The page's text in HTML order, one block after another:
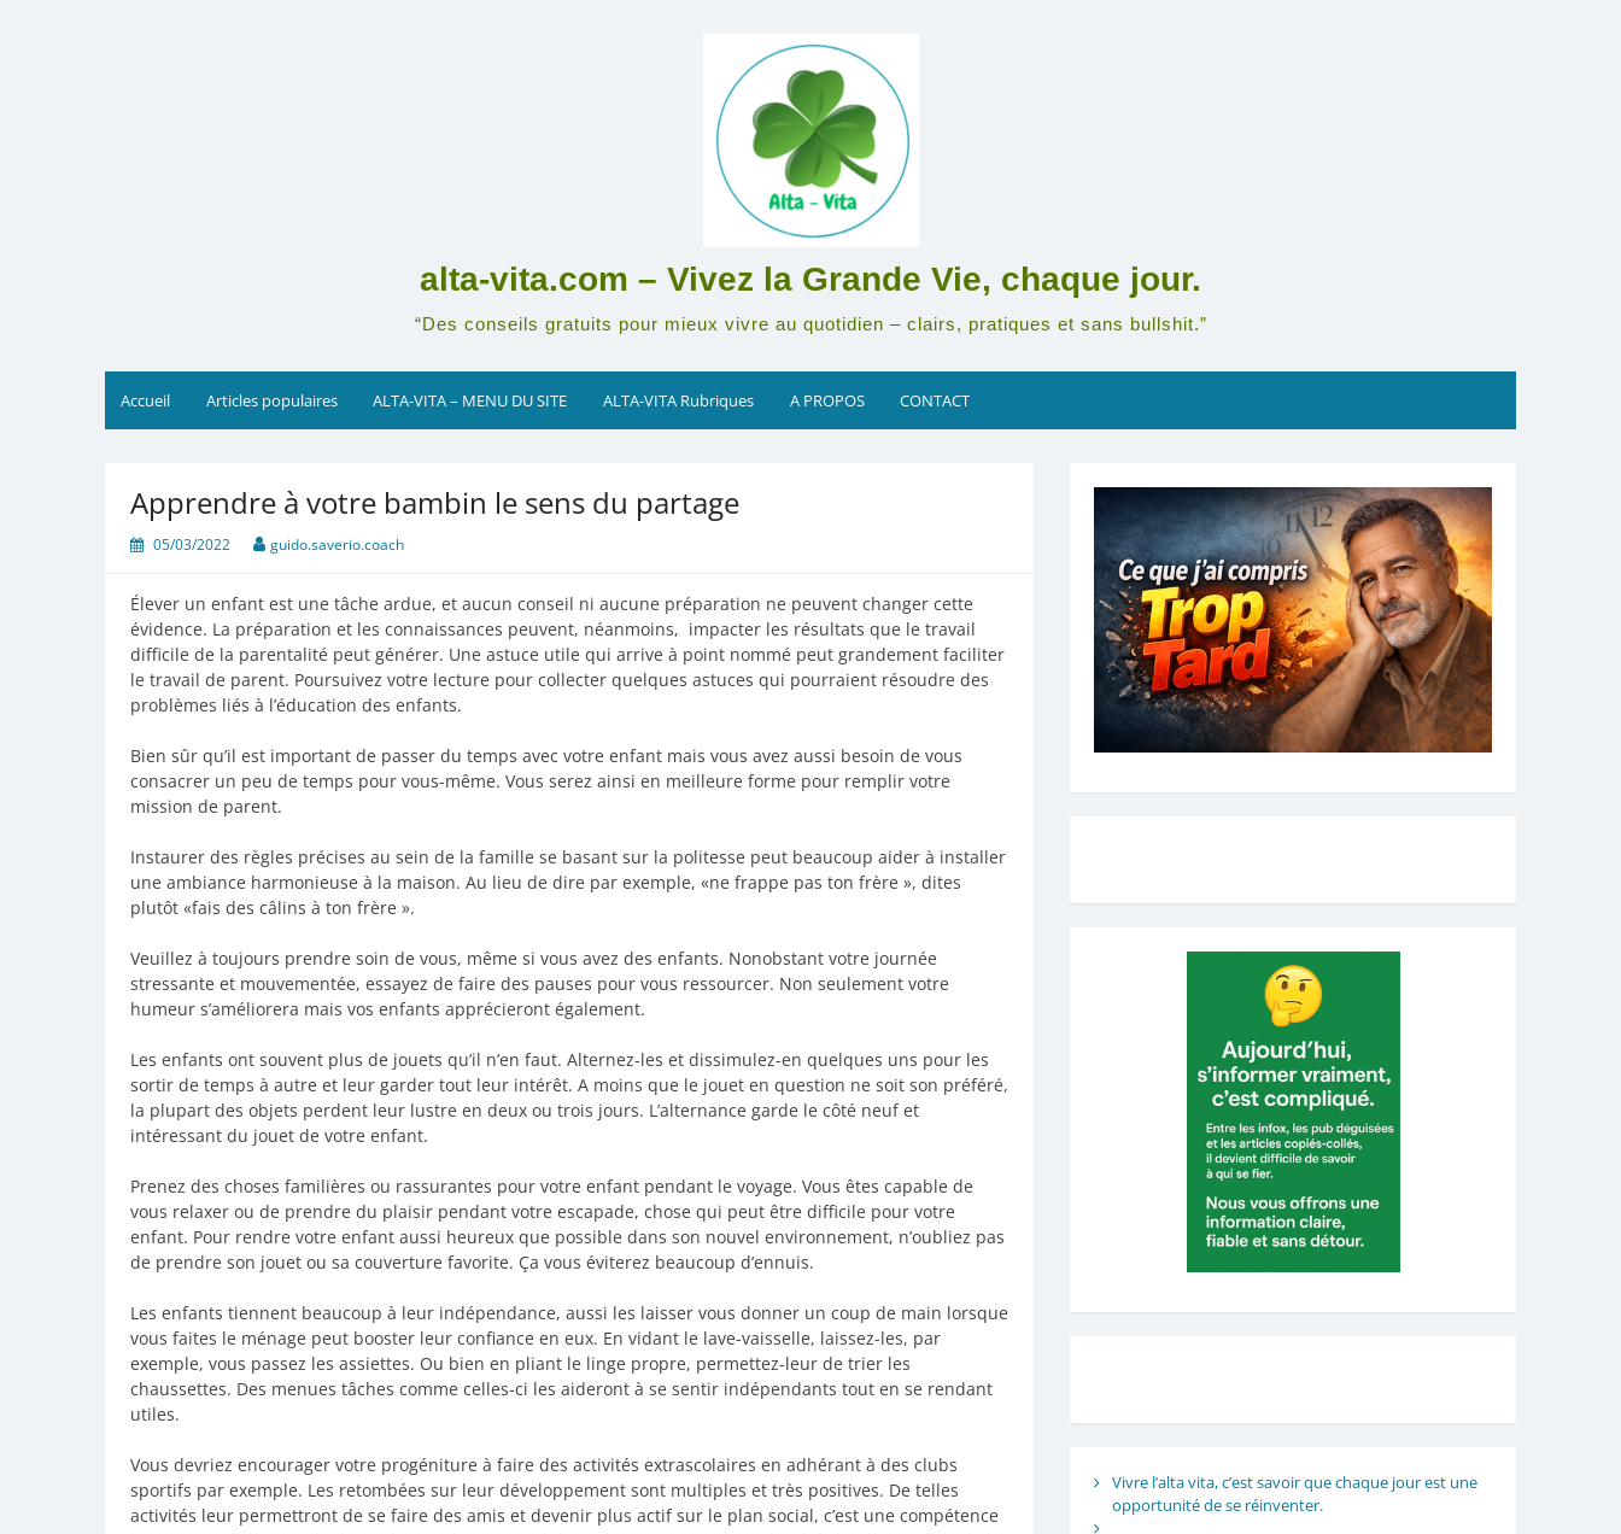
alta-vita.com – Vivez la Grande Vie, chaque jour.
“Des conseils gratuits pour mieux vivre au quotidien – clairs, pratiques et sans bullshit.”
Accueil Articles populaires ALTA-VITA – MENU DU SITE ALTA-VITA Rubriques A PROPOS CONTACT
Apprendre à votre bambin le sens du partage
05/03/2022 guido.saverio.coach
Élever un enfant est une tâche ardue, et aucun conseil ni aucune préparation ne peuvent changer cette
évidence. La préparation et les connaissances peuvent, néanmoins, impacter les résultats que le travail
difficile de la parentalité peut générer. Une astuce utile qui arrive à point nommé peut grandement faciliter
le travail de parent. Poursuivez votre lecture pour collecter quelques astuces qui pourraient résoudre des
problèmes liés à l’éducation des enfants.
Bien sûr qu’il est important de passer du temps avec votre enfant mais vous avez aussi besoin de vous
consacrer un peu de temps pour vous-même. Vous serez ainsi en meilleure forme pour remplir votre
mission de parent.
Instaurer des règles précises au sein de la famille se basant sur la politesse peut beaucoup aider à installer
une ambiance harmonieuse à la maison. Au lieu de dire par exemple, «ne frappe pas ton frère », dites
plutôt «fais des câlins à ton frère ».
Veuillez à toujours prendre soin de vous, même si vous avez des enfants. Nonobstant votre journée
stressante et mouvementée, essayez de faire des pauses pour vous ressourcer. Non seulement votre
humeur s’améliorera mais vos enfants apprécieront également.
Les enfants ont souvent plus de jouets qu’il n’en faut. Alternez-les et dissimulez-en quelques uns pour les
sortir de temps à autre et leur garder tout leur intérêt. A moins que le jouet en question ne soit son préféré,
la plupart des objets perdent leur lustre en deux ou trois jours. L’alternance garde le côté neuf et
intéressant du jouet de votre enfant.
Prenez des choses familières ou rassurantes pour votre enfant pendant le voyage. Vous êtes capable de
vous relaxer ou de prendre du plaisir pendant votre escapade, chose qui peut être difficile pour votre
enfant. Pour rendre votre enfant aussi heureux que possible dans son nouvel environnement, n’oubliez pas
de prendre son jouet ou sa couverture favorite. Ça vous éviterez beaucoup d’ennuis.
Les enfants tiennent beaucoup à leur indépendance, aussi les laisser vous donner un coup de main lorsque
vous faites le ménage peut booster leur confiance en eux. En vidant le lave-vaisselle, laissez-les, par
exemple, vous passez les assiettes. Ou bien en pliant le linge propre, permettez-leur de trier les
chaussettes. Des menues tâches comme celles-ci les aideront à se sentir indépendants tout en se rendant
utiles.
Vous devriez encourager votre progéniture à faire des activités extrascolaires en adhérant à des clubs
sportifs par exemple. Les retombées sur leur développement sont multiples et très positives. De telles
activités leur permettront de se faire des amis et devenir plus actif sur le plan social, c’est une compétence
Vivre l’alta vita, c’est savoir que chaque jour est une
opportunité de se réinventer.